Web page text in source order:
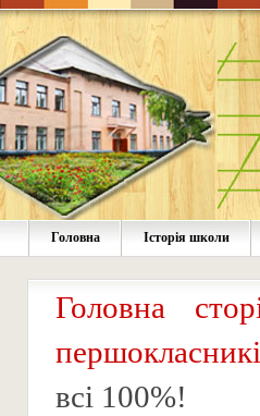
Головна Історія школи
Головна
всі 100%!